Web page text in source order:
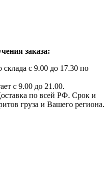
заказа:
с 9.00 до 17.30 по
с 9.00 до 21.00.
по всей РФ. Срок и
груза и Вашего региона.